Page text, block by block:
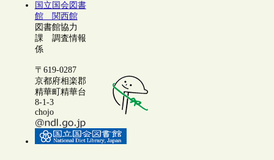
国立国会図書
館 関西館
図書館協力
課 調査情報
係
〒619-0287
京都府相楽郡
精華町精華台
8-1-3
chojo